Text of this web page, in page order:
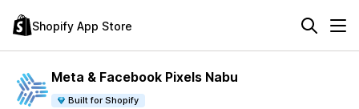
Shopify App Store
Meta & Facebook Pixels Nabu
Built for Shopify